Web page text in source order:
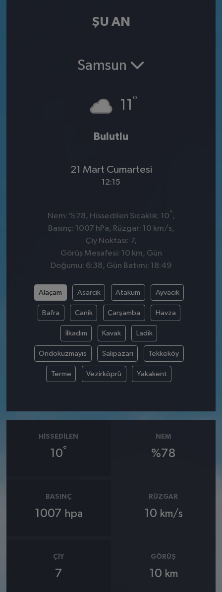
ŞU AN
Samsun
11 °
Bulutlu
21 Mart Cumartesi
12:15
Nem: %78, Hissedilen Sıcaklık: 10° ,
Basınç: 1007 hPa, Rüzgar: 10 km/s,
Çiy Noktası: 7,
Görüş Mesafesi: 10 km, Gün
Doğumu: 6:38, Gün Batımı: 18:49
Alaçam Asarcık Atakum Ayvacık
Bafra Canik Çarşamba Havza
İlkadım Kavak Ladik
Ondokuzmayıs Salıpazarı Tekkeköy
Terme Vezirköprü Yakakent
HISSEDILEN
10°
NEM
%78
BASINÇ
1007 hpa
RÜZGAR
10 km/s
ÇIY
7
GÖRÜŞ
10 km